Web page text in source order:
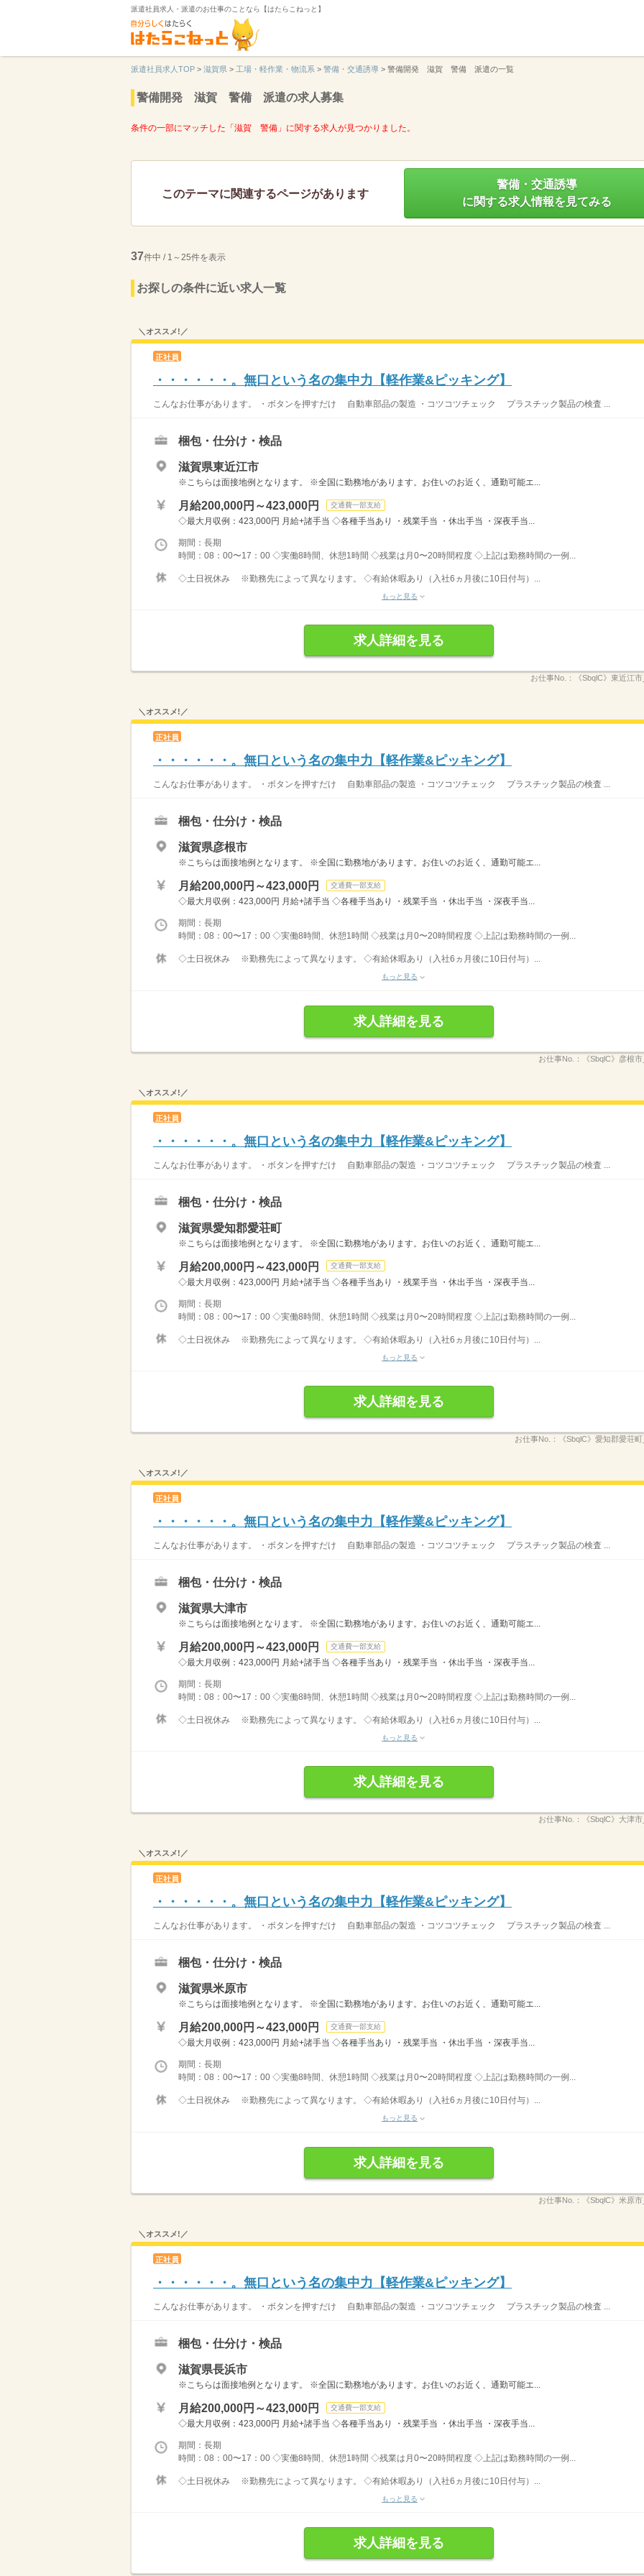
派遣社員求人・派遣のお仕事のことなら【はたらこねっと】
派遣社員求人TOP > 滋賀県 > 工場・軽作業・物流系 > 警備・交通誘導 > 警備開発 滋賀 警備 派遣の一覧
警備開発 滋賀 警備 派遣の求人募集
条件の一部にマッチした「滋賀 警備」に関する求人が見つかりました。
このテーマに関連するページがあります
警備・交通誘導
に関する求人情報を見てみる
37件中 / 1～25件を表示
お探しの条件に近い求人一覧
＼オススメ!／
正社員
・・・・・・。無口という名の集中力【軽作業&ピッキング】
こんなお仕事があります。 ・ボタンを押すだけ 自動車部品の製造 ・コツコツチェック プラスチック製品の検査 ...
梱包・仕分け・検品
滋賀県東近江市
※こちらは面接地例となります。 ※全国に勤務地があります。お住いのお近く、通勤可能エ...
月給200,000円～423,000円 交通費一部支給
◇最大月収例：423,000円 月給+諸手当 ◇各種手当あり ・残業手当 ・休出手当 ・深夜手当...
期間：長期
時間：08：00〜17：00 ◇実働8時間、休憩1時間 ◇残業は月0〜20時間程度 ◇上記は勤務時間の一例...
◇土日祝休み ※勤務先によって異なります。 ◇有給休暇あり（入社6ヵ月後に10日付与）...
もっと見る
求人詳細を見る
お仕事No.： 《SbqlC》東近江
＼オススメ!／
正社員
・・・・・・。無口という名の集中力【軽作業&ピッキング】
こんなお仕事があります。 ・ボタンを押すだけ 自動車部品の製造 ・コツコツチェック プラスチック製品の検査 ...
梱包・仕分け・検品
滋賀県彦根市
※こちらは面接地例となります。 ※全国に勤務地があります。お住いのお近く、通勤可能エ...
月給200,000円～423,000円 交通費一部支給
◇最大月収例：423,000円 月給+諸手当 ◇各種手当あり ・残業手当 ・休出手当 ・深夜手当...
期間：長期
時間：08：00〜17：00 ◇実働8時間、休憩1時間 ◇残業は月0〜20時間程度 ◇上記は勤務時間の一例...
◇土日祝休み ※勤務先によって異なります。 ◇有給休暇あり（入社6ヵ月後に10日付与）...
もっと見る
求人詳細を見る
お仕事No.： 《SbqlC》彦根
＼オススメ!／
正社員
・・・・・・。無口という名の集中力【軽作業&ピッキング】
こんなお仕事があります。 ・ボタンを押すだけ 自動車部品の製造 ・コツコツチェック プラスチック製品の検査 ...
梱包・仕分け・検品
滋賀県愛知郡愛荘町
※こちらは面接地例となります。 ※全国に勤務地があります。お住いのお近く、通勤可能エ...
月給200,000円～423,000円 交通費一部支給
◇最大月収例：423,000円 月給+諸手当 ◇各種手当あり ・残業手当 ・休出手当 ・深夜手当...
期間：長期
時間：08：00〜17：00 ◇実働8時間、休憩1時間 ◇残業は月0〜20時間程度 ◇上記は勤務時間の一例...
◇土日祝休み ※勤務先によって異なります。 ◇有給休暇あり（入社6ヵ月後に10日付与）...
もっと見る
求人詳細を見る
お仕事No.： 《SbqlC》愛知郡愛荘
＼オススメ!／
正社員
・・・・・・。無口という名の集中力【軽作業&ピッキング】
こんなお仕事があります。 ・ボタンを押すだけ 自動車部品の製造 ・コツコツチェック プラスチック製品の検査 ...
梱包・仕分け・検品
滋賀県大津市
※こちらは面接地例となります。 ※全国に勤務地があります。お住いのお近く、通勤可能エ...
月給200,000円～423,000円 交通費一部支給
◇最大月収例：423,000円 月給+諸手当 ◇各種手当あり ・残業手当 ・休出手当 ・深夜手当...
期間：長期
時間：08：00〜17：00 ◇実働8時間、休憩1時間 ◇残業は月0〜20時間程度 ◇上記は勤務時間の一例...
◇土日祝休み ※勤務先によって異なります。 ◇有給休暇あり（入社6ヵ月後に10日付与）...
もっと見る
求人詳細を見る
お仕事No.： 《SbqlC》大津
＼オススメ!／
正社員
・・・・・・。無口という名の集中力【軽作業&ピッキング】
こんなお仕事があります。 ・ボタンを押すだけ 自動車部品の製造 ・コツコツチェック プラスチック製品の検査 ...
梱包・仕分け・検品
滋賀県米原市
※こちらは面接地例となります。 ※全国に勤務地があります。お住いのお近く、通勤可能エ...
月給200,000円～423,000円 交通費一部支給
◇最大月収例：423,000円 月給+諸手当 ◇各種手当あり ・残業手当 ・休出手当 ・深夜手当...
期間：長期
時間：08：00〜17：00 ◇実働8時間、休憩1時間 ◇残業は月0〜20時間程度 ◇上記は勤務時間の一例...
◇土日祝休み ※勤務先によって異なります。 ◇有給休暇あり（入社6ヵ月後に10日付与）...
もっと見る
求人詳細を見る
お仕事No.： 《SbqlC》米原
＼オススメ!／
正社員
・・・・・・。無口という名の集中力【軽作業&ピッキング】
こんなお仕事があります。 ・ボタンを押すだけ 自動車部品の製造 ・コツコツチェック プラスチック製品の検査 ...
梱包・仕分け・検品
滋賀県長浜市
※こちらは面接地例となります。 ※全国に勤務地があります。お住いのお近く、通勤可能エ...
月給200,000円～423,000円 交通費一部支給
◇最大月収例：423,000円 月給+諸手当 ◇各種手当あり ・残業手当 ・休出手当 ・深夜手当...
期間：長期
時間：08：00〜17：00 ◇実働8時間、休憩1時間 ◇残業は月0〜20時間程度 ◇上記は勤務時間の一例...
◇土日祝休み ※勤務先によって異なります。 ◇有給休暇あり（入社6ヵ月後に10日付与）...
もっと見る
求人詳細を見る